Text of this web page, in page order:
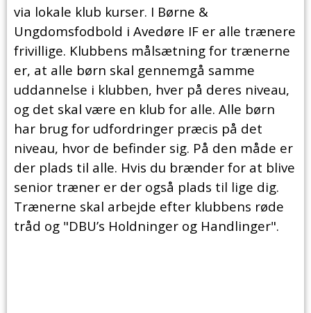
via lokale klub kurser. I Børne &
Ungdomsfodbold i Avedøre IF er alle trænere
frivillige. Klubbens målsætning for trænerne
er, at alle børn skal gennemgå samme
uddannelse i klubben, hver på deres niveau,
og det skal være en klub for alle. Alle børn
har brug for udfordringer præcis på det
niveau, hvor de befinder sig. På den måde er
der plads til alle. Hvis du brænder for at blive
senior træner er der også plads til lige dig.
Trænerne skal arbejde efter klubbens røde
tråd og "DBU’s Holdninger og Handlinger".